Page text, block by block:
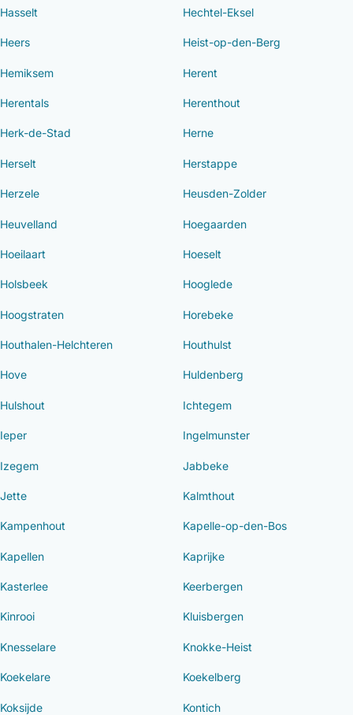
Hasselt Hechtel-Eksel
Heers Heist-op-den-Berg
Hemiksem Herent
Herentals Herenthout
Herk-de-Stad Herne
Herselt Herstappe
Herzele Heusden-Zolder
Heuvelland Hoegaarden
Hoeilaart Hoeselt
Holsbeek Hooglede
Hoogstraten Horebeke
Houthalen-Helchteren Houthulst
Hove Huldenberg
Hulshout Ichtegem
Ieper Ingelmunster
Izegem Jabbeke
Jette Kalmthout
Kampenhout Kapelle-op-den-Bos
Kapellen Kaprijke
Kasterlee Keerbergen
Kinrooi Kluisbergen
Knesselare Knokke-Heist
Koekelare Koekelberg
Koksijde Kontich